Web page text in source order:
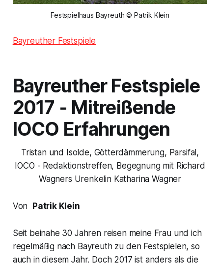
Festspielhaus Bayreuth © Patrik Klein
Bayreuther Festspiele
Bayreuther Festspiele
2017 - Mitreißende
IOCO Erfahrungen
Tristan und Isolde, Götterdämmerung, Parsifal,
IOCO - Redaktionstreffen, Begegnung mit Richard
Wagners Urenkelin Katharina Wagner
Von Patrik Klein
Seit beinahe 30 Jahren reisen meine Frau und ich
regelmäßig nach Bayreuth zu den Festspielen, so
auch in diesem Jahr. Doch 2017 ist anders als die